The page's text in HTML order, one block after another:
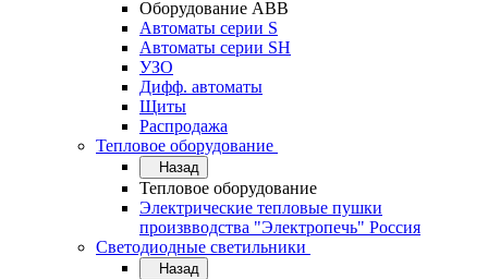
Оборудование АВВ
Автоматы серии S
Автоматы серии SH
УЗО
Дифф. автоматы
Щиты
Распродажа
Тепловое оборудование
Назад
Тепловое оборудование
Электрические тепловые пушки
произвводства "Электропечь" Россия
Светодиодные светильники
Назад